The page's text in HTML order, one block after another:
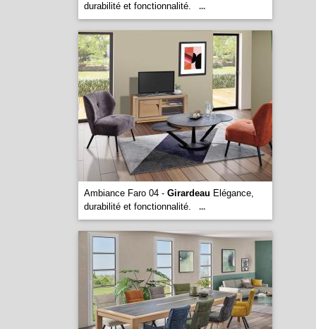
durabilité et fonctionnalité.
...
Ambiance Faro 04 - Girardeau Elégance,
durabilité et fonctionnalité.
...